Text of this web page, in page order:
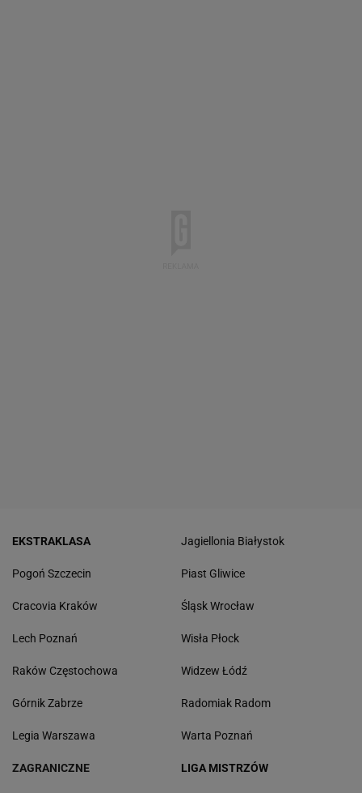
EKSTRAKLASA
Pogoń Szczecin
Cracovia Kraków
Lech Poznań
Raków Częstochowa
Górnik Zabrze
Legia Warszawa
Jagiellonia Białystok
Piast Gliwice
Śląsk Wrocław
Wisła Płock
Widzew Łódź
Radomiak Radom
Warta Poznań
ZAGRANICZNE LIGA MISTRZÓW